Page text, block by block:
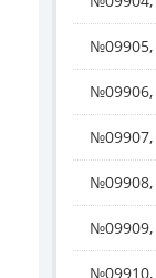
№09905,
№09906,
№09907,
№09908,
№09909,
№09910,